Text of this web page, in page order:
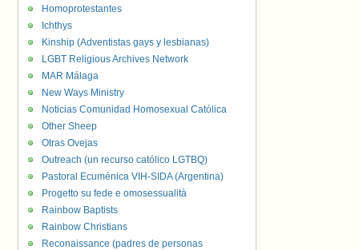
Homoprotestantes
Ichthys
Kinship (Adventistas gays y lesbianas)
LGBT Religious Archives Network
MAR Málaga
New Ways Ministry
Noticias Comunidad Homosexual Católica
Other Sheep
Otras Ovejas
Outreach (un recurso católico LGTBQ)
Pastoral Ecuménica VIH-SIDA (Argentina)
Progetto su fede e omosessualità
Rainbow Baptists
Rainbow Christians
Reconaissance (padres de personas